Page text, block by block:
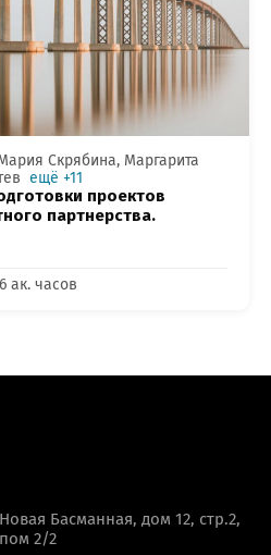
Скрябина, Маргарита
ещё +11
проектов
партнерства.
ак. часов
вы даете
Басманная, дом 12, стр.2,
пом 2/2